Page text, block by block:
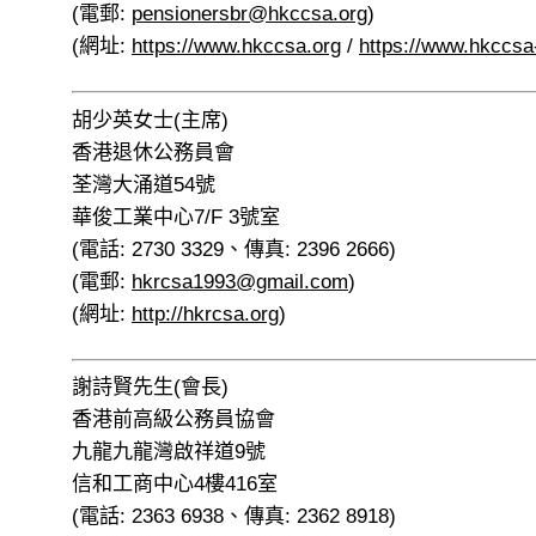
(電郵: pensionersbr@hkccsa.org)
(網址: https://www.hkccsa.org / https://
胡少英女士(主席)
香港退休公務員會
荃灣大涌道54號
華俊工業中心7/F 3號室
(電話: 2730 3329、傳真: 2396 2666)
(電郵: hkrcsa1993@gmail.com)
(網址: http://hkrcsa.org)
謝詩賢先生(會長)
香港前高級公務員協會
九龍九龍灣啟祥道9號
信和工商中心4樓416室
(電話: 2363 6938、傳真: 2362 8918)